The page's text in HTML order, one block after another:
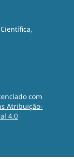
com
Atribuição-
4.0